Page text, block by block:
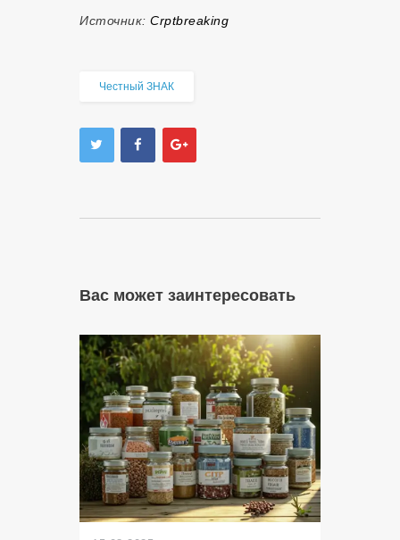
Источник: Сrptbreaking
Честный ЗНАК
Вас может заинтересовать